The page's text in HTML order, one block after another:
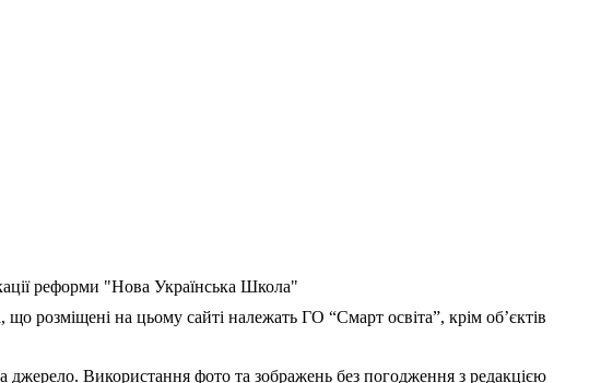
реформи "Нова Українська Школа"
розміщені на цьому сайті належать ГО “Смарт освіта”, крім об’єктів
джерело. Використання фото та зображень без погодження з редакцією